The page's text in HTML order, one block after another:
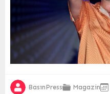
BasınPress Magazin